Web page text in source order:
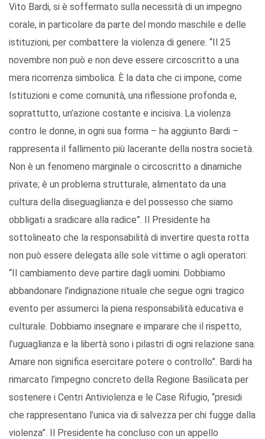
Vito Bardi, si è soffermato sulla necessità di un impegno
corale, in particolare da parte del mondo maschile e delle
istituzioni, per combattere la violenza di genere. “Il 25
novembre non può e non deve essere circoscritto a una
mera ricorrenza simbolica. È la data che ci impone, come
Istituzioni e come comunità, una riflessione profonda e,
soprattutto, un’azione costante e incisiva. La violenza
contro le donne, in ogni sua forma – ha aggiunto Bardi –
rappresenta il fallimento più lacerante della nostra società.
Non è un fenomeno marginale o circoscritto a dinamiche
private; è un problema strutturale, alimentato da una
cultura della diseguaglianza e del possesso che siamo
obbligati a sradicare alla radice”. Il Presidente ha
sottolineato che la responsabilità di invertire questa rotta
non può essere delegata alle sole vittime o agli operatori:
“Il cambiamento deve partire dagli uomini. Dobbiamo
abbandonare l’indignazione rituale che segue ogni tragico
evento per assumerci la piena responsabilità educativa e
culturale. Dobbiamo insegnare e imparare che il rispetto,
l’uguaglianza e la libertà sono i pilastri di ogni relazione sana.
Amare non significa esercitare potere o controllo”. Bardi ha
rimarcato l’impegno concreto della Regione Basilicata per
sostenere i Centri Antiviolenza e le Case Rifugio, “presidi
che rappresentano l’unica via di salvezza per chi fugge dalla
violenza”. Il Presidente ha concluso con un appello